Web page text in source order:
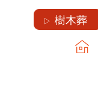
▷ 樹木葬